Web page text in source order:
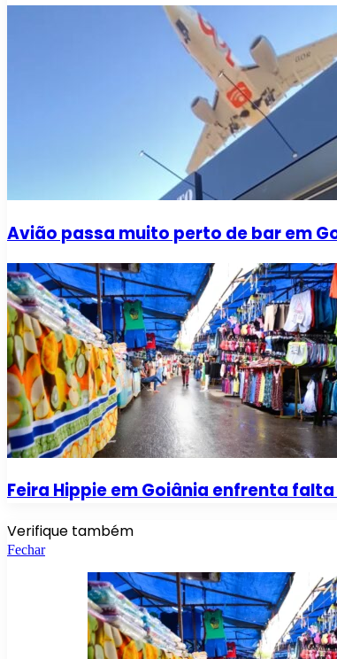
Avião passa muito perto de bar em
Feira Hippie em Goiânia enfrenta
Verifique também
Fechar